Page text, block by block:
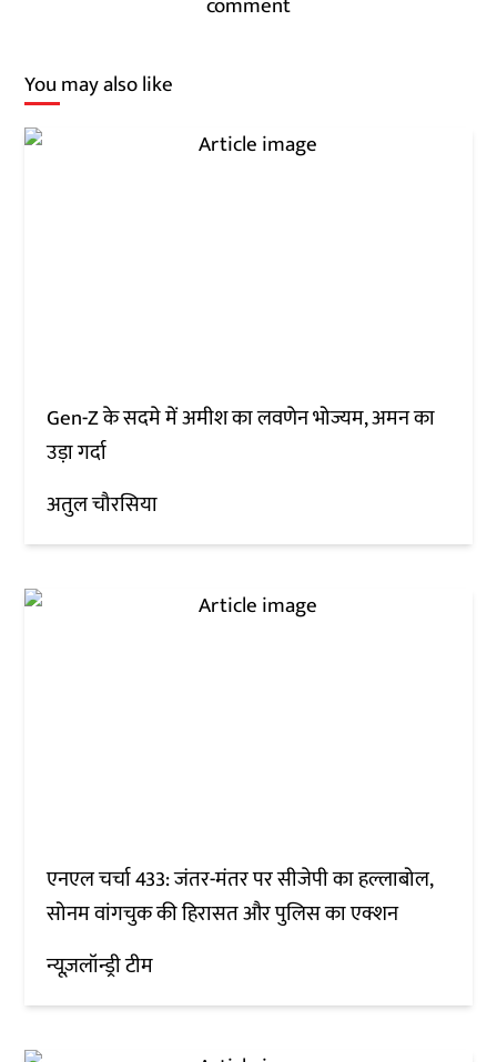
You may also like
Gen-Z के सदमे में अमीश का लवणेन भोज्यम, अमन का
उड़ा गर्दा
अतुल चौरसिया
एनएल चर्चा 433: जंतर-मंतर पर सीजेपी का हल्लाबोल,
सोनम वांगचुक की हिरासत और पुलिस का एक्शन
न्यूज़लॉन्ड्री टीम